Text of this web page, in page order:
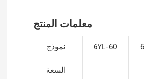
معلمات المنتج
نموذج 6YL-60
السعة